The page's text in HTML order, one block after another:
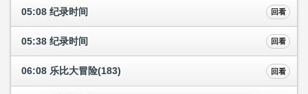
05:08 纪录时间 回看
05:38 纪录时间 回看
06:08 乐比大冒险(183) 回看